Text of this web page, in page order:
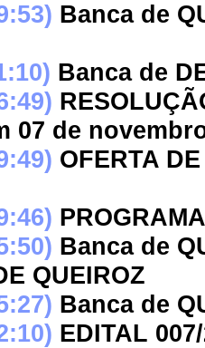
Banca de
Banca de
07 de
OFERTA
Banca de
QUEIROZ
Banca de
EDITAL